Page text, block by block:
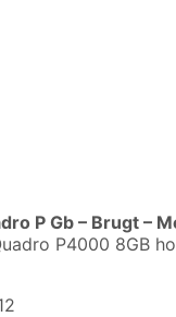
P Gb – Brugt –
P4000